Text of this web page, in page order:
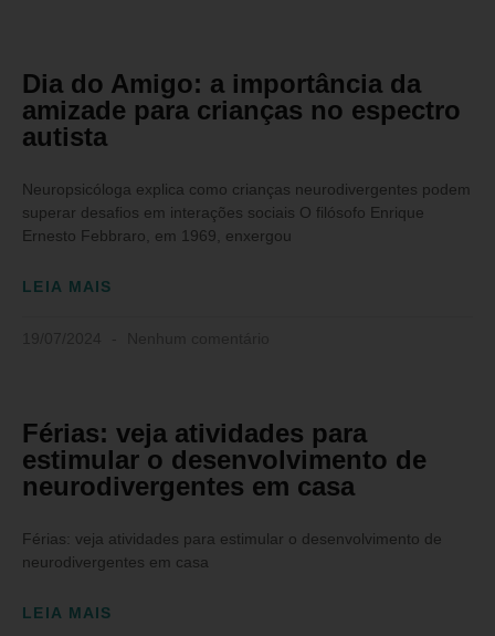
Dia do Amigo: a importância da
amizade para crianças no espectro
autista
Neuropsicóloga explica como crianças neurodivergentes podem
superar desafios em interações sociais O filósofo Enrique
Ernesto Febbraro, em 1969, enxergou
LEIA MAIS
Férias: veja atividades para
estimular o desenvolvimento de
neurodivergentes em casa
Férias: veja atividades para estimular o desenvolvimento de
neurodivergentes em casa
LEIA MAIS